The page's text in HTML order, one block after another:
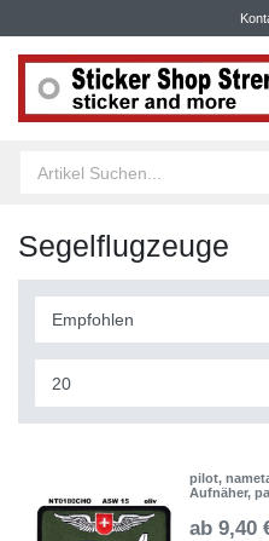
Segelflugzeuge
pilot,
Aufnäher,
ab 9,40